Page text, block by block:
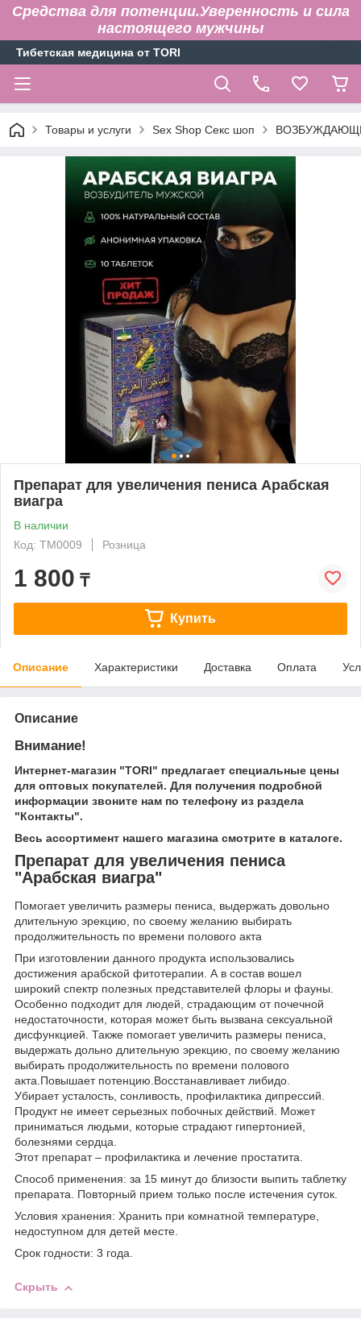
Средства для потенции.Уверенность и сила
настоящего мужчины
Тибетская медицина от TORI
Товары и услуги Sex Shop Секс шоп
Препарат для увеличения пениса Арабская
виагра
В наличии
Код: ТМ0009
Розница
1 800 ₸
Купить
Описание Характеристики Доставка Оплата
Описание
Внимание!
Интернет-магазин "TORI" предлагает специальные цены
для оптовых покупателей. Для получения подробной
информации звоните нам по телефону из раздела
"Контакты".
Весь ассортимент нашего магазина смотрите в каталоге.
Препарат для увеличения пениса
"Арабская виагра"
Помогает увеличить размеры пениса, выдержать довольно
длительную эрекцию, по своему желанию выбирать
продолжительность по времени полового акта
При изготовлении данного продукта использовались
достижения арабской фитотерапии. А в состав вошел
широкий спектр полезных представителей флоры и фауны.
Особенно подходит для людей, страдающим от почечной
недостаточности, которая может быть вызвана сексуальной
дисфункцией. Также помогает увеличить размеры пениса,
выдержать дольно длительную эрекцию, по своему желанию
выбирать продолжительность по времени полового
акта.Повышает потенцию.Восстанавливает либидо.
Убирает усталость, сонливость, профилактика дипрессий.
Продукт не имеет серьезных побочных действий. Может
приниматься людьми, которые страдают гипертонией,
болезнями сердца.
Этот препарат – профилактика и лечение простатита.
Способ применения: за 15 минут до близости выпить таблетку
препарата. Повторный прием только после истечения суток.
Условия хранения: Хранить при комнатной температуре,
недоступном для детей месте.
Срок годности: 3 года.
Скрыть